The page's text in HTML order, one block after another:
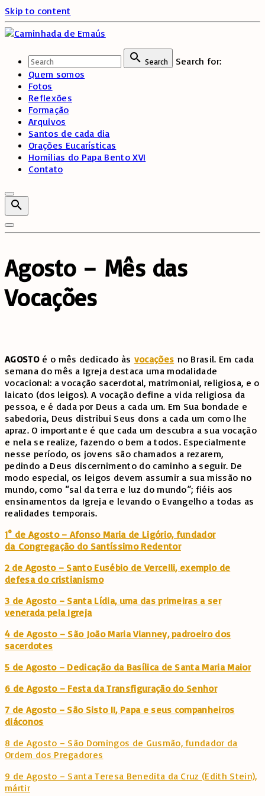
Skip to content
Search
Search for:
Quem somos
Fotos
Reflexões
Formação
Arquivos
Santos de cada dia
Orações Eucarísticas
Homilias do Papa Bento XVI
Contato
Agosto – Mês das
Vocações
AGOSTOé o mês dedicado às vocações no Brasil. Em cada
semana do mês a Igreja destaca uma modalidade
vocacional: a vocação sacerdotal, matrimonial, religiosa, e o
laicato (dos leigos). A vocação define a vida religiosa da
pessoa, e é dada por Deus a cada um. Em Sua bondade e
sabedoria, Deus distribui Seus dons a cada um como lhe
apraz. O importante é que cada um descubra a sua vocação
e nela se realize, fazendo o bem a todos. Especialmente
nesse período, os jovens são chamados a rezarem,
pedindo a Deus discernimento do caminho a seguir. De
modo especial, os leigos devem assumir a sua missão no
mundo, como “sal da terra e luz do mundo”; fiéis aos
ensinamentos da Igreja e levando o Evangelho a todas as
realidades temporais.
1° de Agosto – Afonso Maria de Ligório, fundador
da Congregação do Santíssimo Redentor
2 de Agosto – Santo Eusébio de Vercelli, exemplo de
defesa do cristianismo
3 de Agosto – Santa Lídia, uma das primeiras a ser
venerada pela Igreja
4 de Agosto – São João Maria Vianney, padroeiro dos
sacerdotes
5 de Agosto – Dedicação da Basílica de Santa Maria Maior
6 de Agosto – Festa da Transfiguração do Senhor
7 de Agosto – São Sisto II, Papa e seus companheiros
diáconos
8 de Agosto – São Domingos de Gusmão, fundador da
Ordem dos Pregadores
9 de Agosto – Santa Teresa Benedita da Cruz (Edith Stein),
mártir